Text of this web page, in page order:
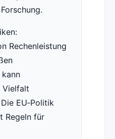
Rechenleistung
kann
Vielfalt
EU‑Politik
Regeln für